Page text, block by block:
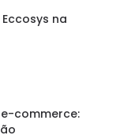
na
commerce: